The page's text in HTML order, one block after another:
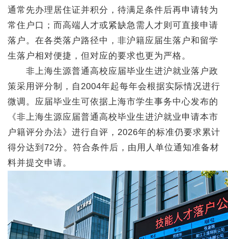
通常先办理居住证并积分，待满足条件后再申请转为
常住户口；而高端人才或紧缺急需人才则可直接申请
落户。在各类落户路径中，非沪籍应届生落户和留学
生落户相对便捷，但对应的要求也更为严格。
非上海生源普通高校应届毕业生进沪就业落户政
策采用评分制，自2004年起每年会根据实际情况进行
微调。应届毕业生可依据上海市学生事务中心发布的
《非上海生源应届普通高校毕业生进沪就业申请本市
户籍评分办法》进行自评，2026年的标准仍要求累计
得分达到72分。符合条件后，由用人单位通知准备材
料并提交申请。